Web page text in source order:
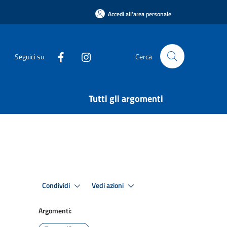
Accedi all'area personale
Seguici su Cerca
Tutti gli argomenti
Condividi Vedi azioni
Argomenti: